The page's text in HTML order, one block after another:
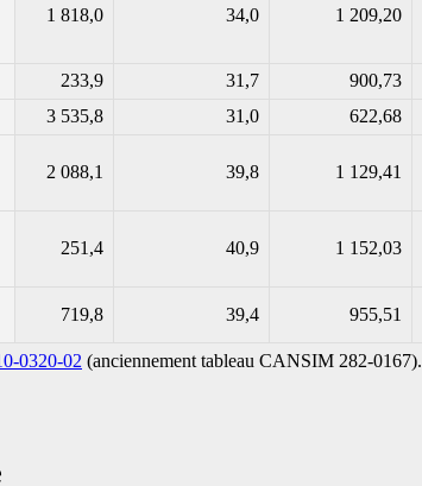
1 818,0 34,0 1 209,20
233,9 31,7 900,73
3 535,8 31,0 622,68
2 088,1 39,8 1 129,41
251,4 40,9 1 152,03
719,8 39,4 955,51
0320-02 (anciennement tableau CANSIM 282-0167).